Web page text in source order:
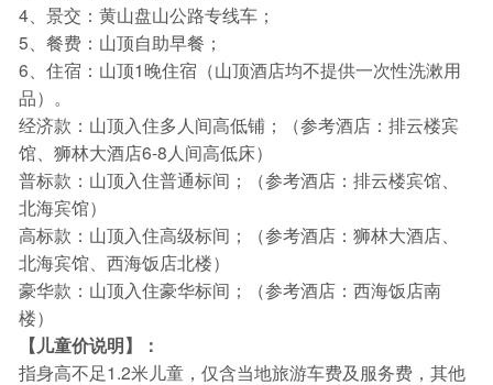
4、景交：黄山盘山公路专线车；
5、餐费：山顶自助早餐；
6、住宿：山顶1晚住宿（山顶酒店均不提供一次性洗漱用
品）。
经济款：山顶入住多人间高低铺；（参考酒店：排云楼宾
馆、狮林大酒店6-8人间高低床）
普标款：山顶入住普通标间；（参考酒店：排云楼宾馆、
北海宾馆）
高标款：山顶入住高级标间；（参考酒店：狮林大酒店、
北海宾馆、西海饭店北楼）
豪华款：山顶入住豪华标间；（参考酒店：西海饭店南
楼）
【儿童价说明】：
指身高不足1.2米儿童，仅含当地旅游车费及服务费，其他